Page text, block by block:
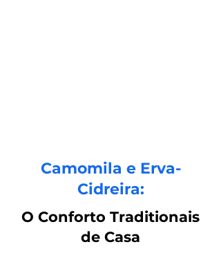
Camomila e Erva-
Cidreira:
O Conforto Traditionais
de Casa